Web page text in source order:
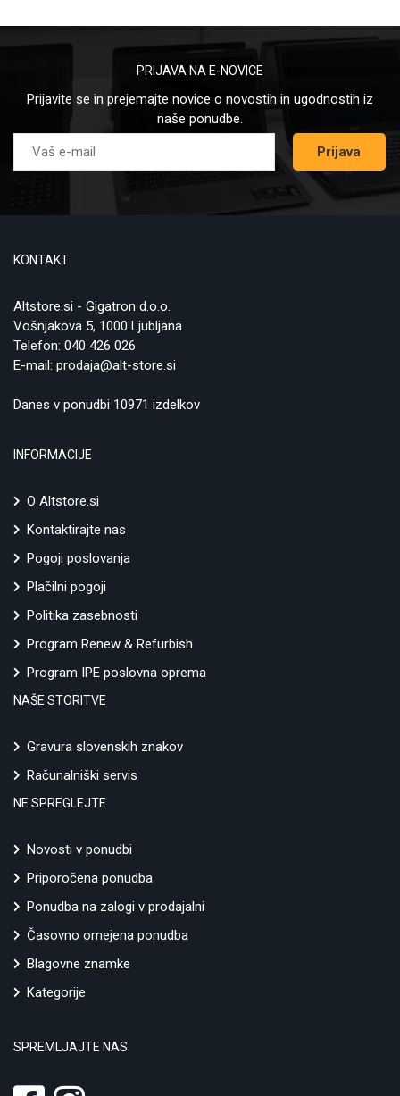
PRIJAVA NA E-NOVICE
Prijavite se in prejemajte novice o novostih in ugodnostih iz
naše ponudbe.
Prijava
KONTAKT
Altstore.si - Gigatron d.o.o.
Vošnjakova 5, 1000 Ljubljana
Telefon: 040 426 026
E-mail: prodaja@alt-store.si
Danes v ponudbi 10971 izdelkov
INFORMACIJE
O Altstore.si
Kontaktirajte nas
Pogoji poslovanja
Plačilni pogoji
Politika zasebnosti
Program Renew & Refurbish
Program IPE poslovna oprema
NAŠE STORITVE
Gravura slovenskih znakov
Računalniški servis
NE SPREGLEJTE
Novosti v ponudbi
Priporočena ponudba
Ponudba na zalogi v prodajalni
Časovno omejena ponudba
Blagovne znamke
Kategorije
SPREMLJAJTE NAS